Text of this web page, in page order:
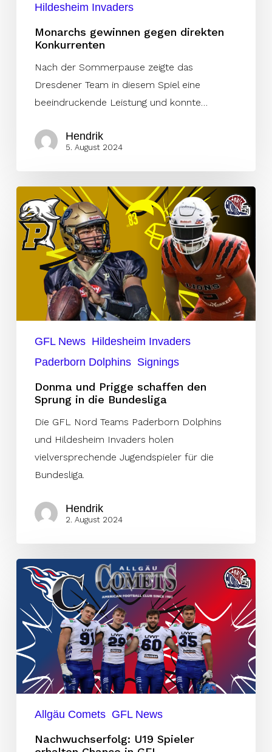
Hildesheim Invaders
Monarchs gewinnen gegen direkten
Konkurrenten
Nach der Sommerpause zeigte das
Dresdener Team in diesem Spiel eine
beeindruckende Leistung und konnte…
Hendrik
5. August 2024
und
Prigge
schaffen
Sprung
Bundesliga
GFL News Hildesheim Invaders
Paderborn Dolphins Signings
Donma und Prigge schaffen den
Sprung in die Bundesliga
Die GFL Nord Teams Paderborn Dolphins
und Hildesheim Invaders holen
vielversprechende Jugendspieler für die
Bundesliga.
Hendrik
2. August 2024
Nachwuchserfolg:
Spieler
erhalten
Chance
in
GFL
Allgäu Comets GFL News
Nachwuchserfolg: U19 Spieler